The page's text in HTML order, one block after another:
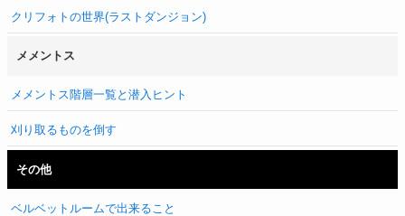
クリフォトの世界(ラストダンジョン)
メメントス
メメントス階層一覧と潜入ヒント
刈り取るものを倒す
その他
ベルベットルームで出来ること